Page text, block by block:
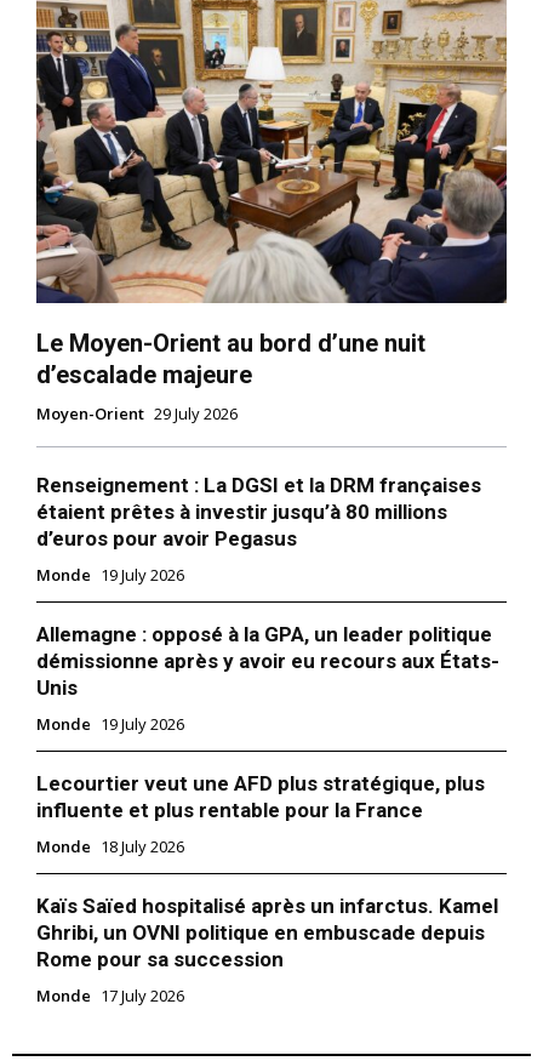
Le Moyen-Orient au bord d’une nuit
d’escalade majeure
Moyen-Orient 29 July 2026
Renseignement : La DGSI et la DRM françaises
étaient prêtes à investir jusqu’à 80 millions
d’euros pour avoir Pegasus
Monde 19 July 2026
Allemagne : opposé à la GPA, un leader politique
démissionne après y avoir eu recours aux États-
Unis
Monde 19 July 2026
Lecourtier veut une AFD plus stratégique, plus
influente et plus rentable pour la France
Monde 18 July 2026
Kaïs Saïed hospitalisé après un infarctus. Kamel
Ghribi, un OVNI politique en embuscade depuis
Rome pour sa succession
Monde 17 July 2026